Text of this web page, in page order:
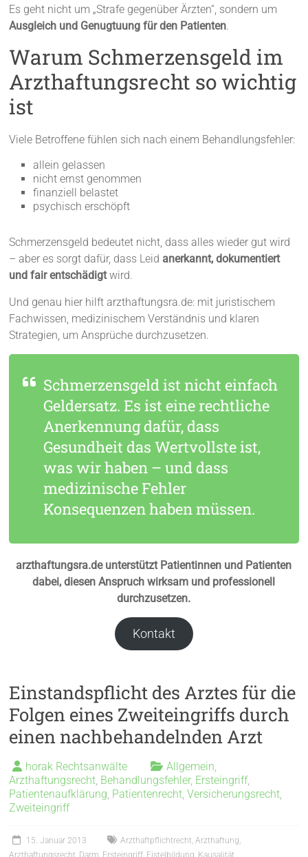
Es geht nicht um „Strafe gegenüber Ärzten“, sondern um
Ausgleich und Genugtuung für den Patienten.
Warum Schmerzensgeld im
Arzthaftungsrecht so wichtig
ist
Viele Betroffene fühlen sich nach einem Behandlungsfehler:
allein gelassen
nicht ernst genommen
finanziell belastet
psychisch erschöpft
Schmerzensgeld bedeutet nicht, dass alles wieder gut wird
– aber es sorgt dafür, dass Leid anerkannt, dokumentiert
und fair entschädigtwird.
Und genau hier hilft arzthaftungsra.de: mit juristischem
Fachwissen, medizinischem Verständnis und klaren
Strategien, um Ansprüche durchzusetzen.
Schmerzensgeld ist nicht einfach
Geldersatz. Es ist eine rechtliche
Anerkennung dafür, dass
Gesundheit das Wertvollste ist,
was wir haben – und dass
medizinische Fehler
Konsequenzen haben müssen.
arzthaftungsra.de unterstützt Patientinnen und Patienten
dabei, diesen Anspruch wirksam und professionell
durchzusetzen.
Kontakt
Einstandspflicht des Arztes für die
Folgen eines Zweiteingriffs durch
einen nachbehandelnden Arzt
horak Rechtsanwälte Allgemein
Arzthaftungsrecht Behandlungsfehler, Ersteingriff,
Patientenaufklärung Patientenrecht ,Versicherungsrecht
Zweiteingriff
15. Januar 2013 Arzthaftpflichtrecht ,Arzthaftung
Arzthaftungsrecht Darm Ersteingriff Fistelbildung Kausalität